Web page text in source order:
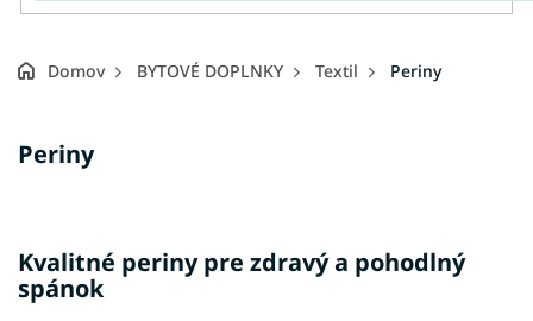
Domov BYTOVÉ DOPLNKY Textil Periny
Periny
Kvalitné periny pre zdravý a pohodlný
spánok